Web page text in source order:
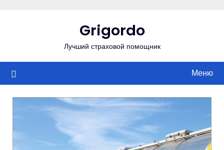
Grigordo
Лучший страховой помощник
Меню